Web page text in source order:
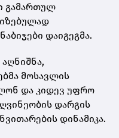
გამართულ
დაიგეგმა.
მოსავლის
და კიდევ უფრო
დარგის
დინამიკა.